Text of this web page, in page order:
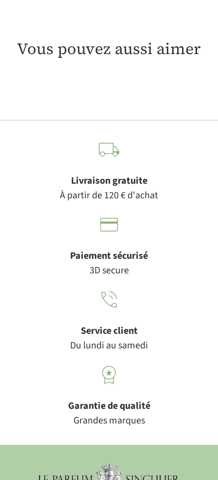
Vous pouvez aussi aimer
Livraison gratuite
À partir de 120 € d'achat
Paiement sécurisé
3D secure
Service client
Du lundi au samedi
Garantie de qualité
Grandes marques